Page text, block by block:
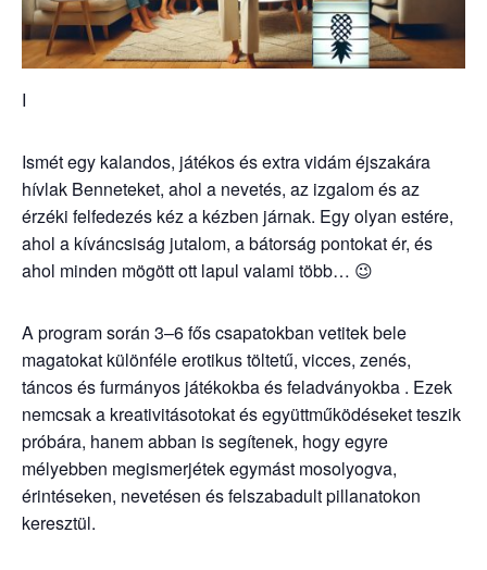
I
Ismét egy kalandos, játékos és extra vidám éjszakára
hívlak Benneteket, ahol a nevetés, az izgalom és az
érzéki felfedezés kéz a kézben járnak. Egy olyan estére,
ahol a kíváncsiság jutalom, a bátorság pontokat ér, és
ahol minden mögött ott lapul valami több… 😉
A program során 3–6 fős csapatokban vetitek bele
magatokat különféle erotikus töltetű, vicces, zenés,
táncos és furmányos játékokba és feladványokba . Ezek
nemcsak a kreativitásotokat és együttműködéseket teszik
próbára, hanem abban is segítenek, hogy egyre
mélyebben megismerjétek egymást mosolyogva,
érintéseken, nevetésen és felszabadult pillanatokon
keresztül.